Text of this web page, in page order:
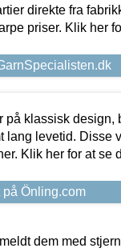
direkte fra
priser. Klik her
på klassisk
lang levetid. Disse
Klik her for at se
Önling.com
dem med